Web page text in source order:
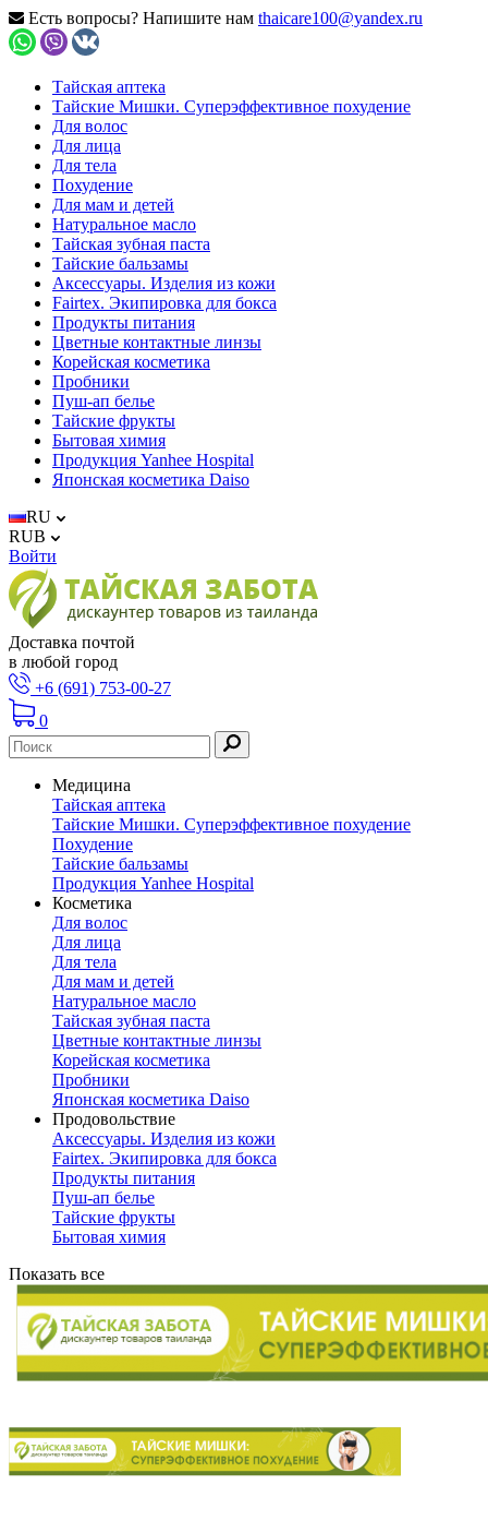
Есть вопросы? Напишите нам thaicare100@yandex.ru
Тайская аптека
Тайские Мишки. Суперэффективное похудение
Для волос
Для лица
Для тела
Похудение
Для мам и детей
Натуральное масло
Тайская зубная паста
Тайские бальзамы
Аксессуары. Изделия из кожи
Fairtex. Экипировка для бокса
Продукты питания
Цветные контактные линзы
Корейская косметика
Пробники
Пуш-ап белье
Тайские фрукты
Бытовая химия
Продукция Yanhee Hospital
Японская косметика Daiso
RU
RUB
Войти
Доставка почтой
в любой город
+6 (691) 753-00-27
0
Медицина
Тайская аптека
Тайские Мишки. Суперэффективное похудение
Похудение
Тайские бальзамы
Продукция Yanhee Hospital
Косметика
Для волос
Для лица
Для тела
Для мам и детей
Натуральное масло
Тайская зубная паста
Цветные контактные линзы
Корейская косметика
Пробники
Японская косметика Daiso
Продовольствие
Аксессуары. Изделия из кожи
Fairtex. Экипировка для бокса
Продукты питания
Пуш-ап белье
Тайские фрукты
Бытовая химия
Показать все